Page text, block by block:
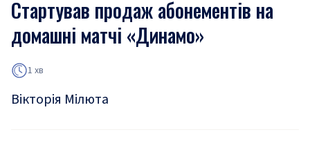
Стартував продаж абонементів на
домашні матчі «Динамо»
1 хв
Вікторія Мілюта